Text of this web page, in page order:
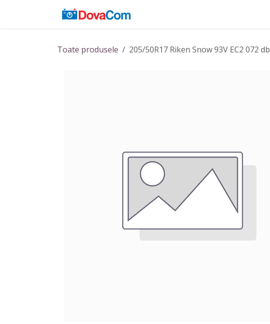
Toate produsele 205/50R17 Riken Snow 93V EC2 072 db